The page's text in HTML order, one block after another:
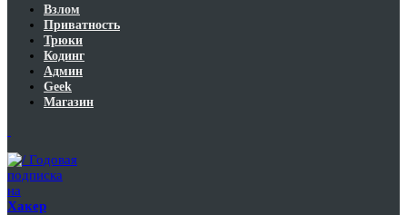
Взлом
Приватность
Трюки
Кодинг
Админ
Geek
Магазин
Годовая
подписка
на
Хакер